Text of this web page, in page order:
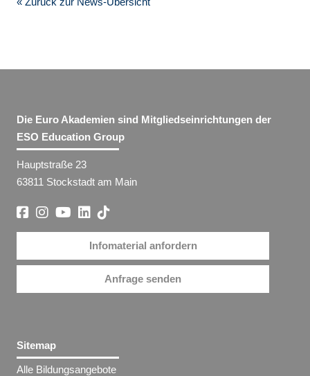
Die Euro Akademien sind Mitgliedseinrichtungen der
ESO Education Group
Hauptstraße 23
63811 Stockstadt am Main
Infomaterial anfordern
Anfrage senden
Sitemap
Alle Bildungsangebote